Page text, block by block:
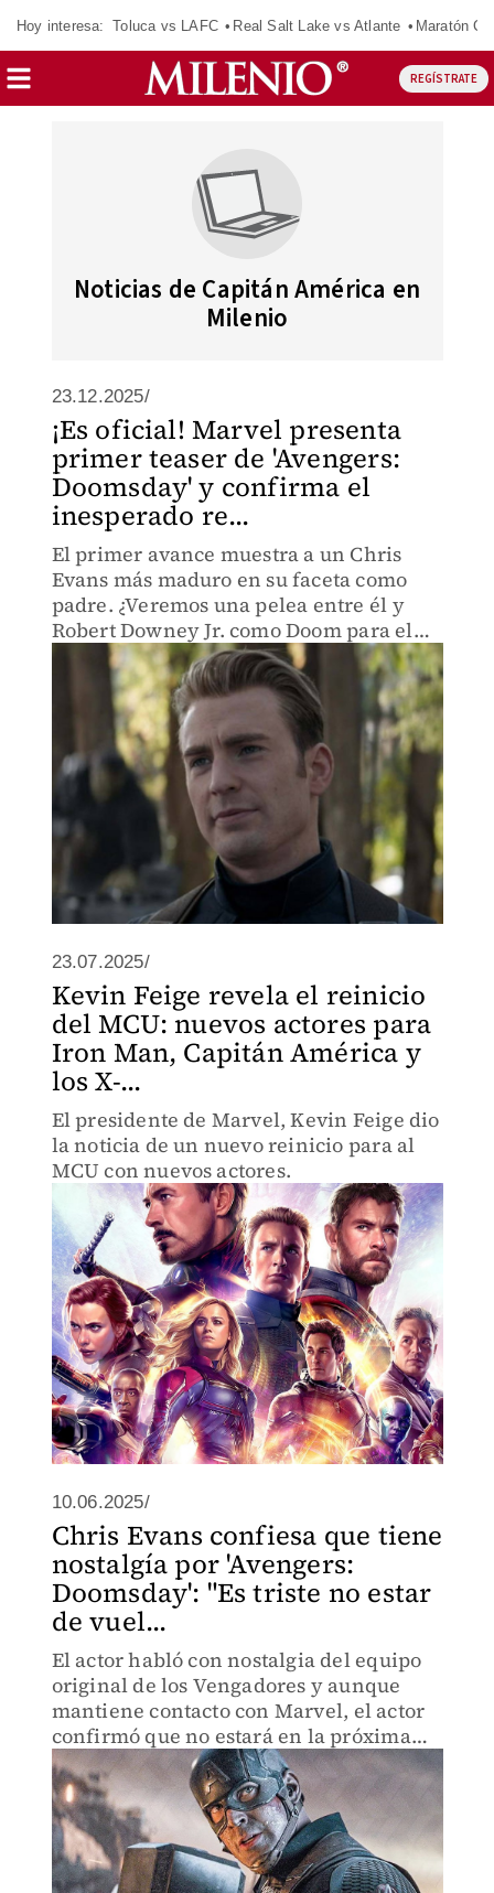
Hoy interesa: Toluca vs LAFC Real Salt Lake vs Atlante Maratón
REGÍSTRATE
Noticias de Capitán América en
Milenio
23.12.2025/
¡Es oficial! Marvel presenta
primer teaser de 'Avengers:
Doomsday' y confirma el
inesperado re...
El primer avance muestra a un Chris
Evans más maduro en su faceta como
padre. ¿Veremos una pelea entre él y
Robert Downey Jr. como Doom para el
2026?
23.07.2025/
Kevin Feige revela el reinicio
del MCU: nuevos actores para
Iron Man, Capitán América y
los X-...
El presidente de Marvel, Kevin Feige dio
la noticia de un nuevo reinicio para al
MCU con nuevos actores.
10.06.2025/
Chris Evans confiesa que tiene
nostalgía por 'Avengers:
Doomsday': "Es triste no estar
de vuel...
El actor habló con nostalgia del equipo
original de los Vengadores y aunque
mantiene contacto con Marvel, el actor
confirmó que no estará en la próxima
cinta multiversal del UCM. Aun así, lo
veremos brillar en la comedia romántica
'The Materialist'